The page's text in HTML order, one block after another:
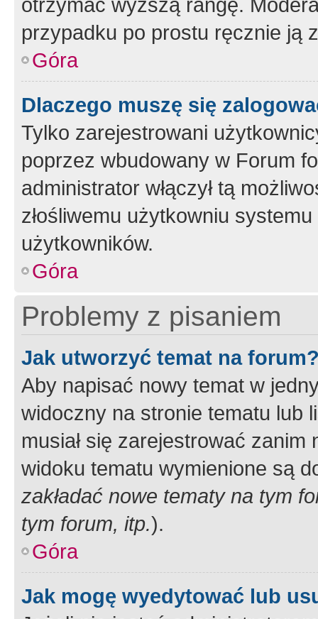
przypadku po prostu ręcznie ją
Góra
Dlaczego muszę się
Tylko zarejestrowani
poprzez wbudowany w Forum
administrator włączył tą
złośliwemu użytkowniu
użytkowników.
Góra
Problemy z pisaniem
Jak utworzyć temat na
Aby napisać nowy temat w
widoczny na stronie tematu lub
musiał się zarejestrować
widoku tematu wymienione są
zakładać nowe tematy na tym
tym forum, itp.).
Góra
Jak mogę wyedytować lub